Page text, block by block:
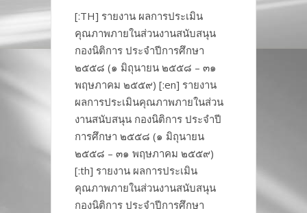
[:TH] รายงาน ผลการประเมิน
คุณภาพภายในส่วนงานสนับสนุน
กองนิติการ ประจำปีการศึกษา
๒๕๕๘ (๑ มิถุนายน ๒๕๕๘ – ๓๑
พฤษภาคม ๒๕๕๙) [:en] รายงาน
ผลการประเมินคุณภาพภายในส่วน
งานสนับสนุน กองนิติการ ประจำปี
การศึกษา ๒๕๕๘ (๑ มิถุนายน
๒๕๕๘ – ๓๑ พฤษภาคม ๒๕๕๙)
[:th] รายงาน ผลการประเมิน
คุณภาพภายในส่วนงานสนับสนุน
กองนิติการ ประจำปีการศึกษา